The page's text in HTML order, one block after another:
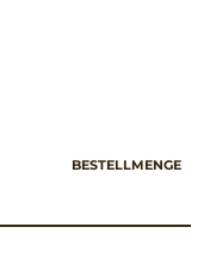
BESTELLMENGE